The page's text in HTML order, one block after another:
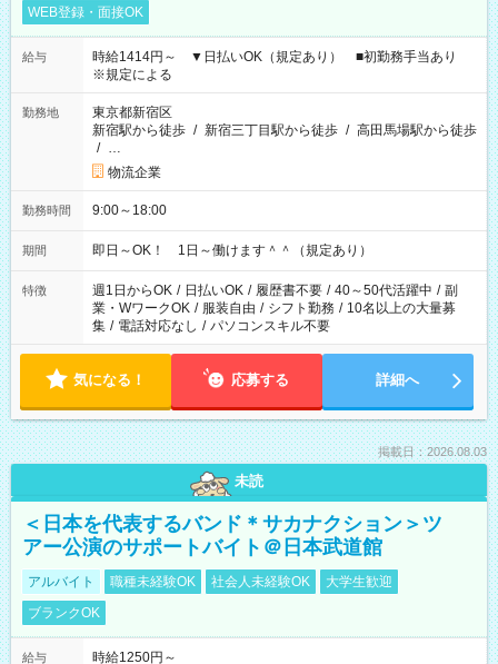
WEB登録・面接OK
給与
時給1414円～ ▼日払いOK（規定あり） ■初勤務手当あり
※規定による
勤務地
東京都新宿区
新宿駅から徒歩 / 新宿三丁目駅から徒歩 / 高田馬場駅から徒歩
/ …
物流企業
勤務時間 9:00～18:00
期間 即日～OK！ 1日～働けます＾＾（規定あり）
特徴 週1日からOK / 日払いOK / 履歴書不要 / 40～50代活躍中 / 副
業・WワークOK / 服装自由 / シフト勤務 / 10名以上の大量募
集 / 電話対応なし / パソコンスキル不要
気になる！ 応募する 詳細へ
掲載日：2026.08.03
未読
＜日本を代表するバンド＊サカナクション＞ツ
アー公演のサポートバイト＠日本武道館
アルバイト 職種未経験OK 社会人未経験OK
大学生歓迎
ブランクOK
給与 時給1250円～